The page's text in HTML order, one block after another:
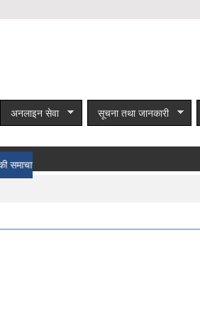
अनलाइन सेवा सूचना तथा जानकारी